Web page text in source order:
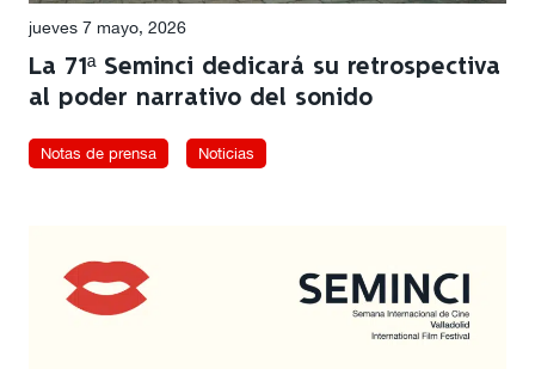
jueves 7 mayo, 2026
La 71ª Seminci dedicará su retrospectiva
al poder narrativo del sonido
Notas de prensa Noticias